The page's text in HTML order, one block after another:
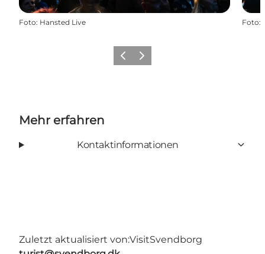
Foto: Hansted Live Foto:
Vorherige Folie
Nächste Folie
Mehr erfahren
Kontaktinformationen
Zuletzt aktualisiert von:VisitSvendborg